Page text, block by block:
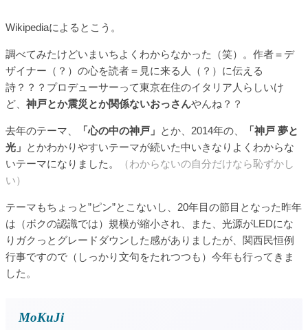
Wikipediaによるとこう。
調べてみたけどいまいちよくわからなかった（笑）。作者＝デ
ザイナー（？）の心を読者＝見に来る人（？）に伝える
詩？？？プロデューサーって東京在住のイタリア人らしいけ
ど、 神戸とか震災とか関係ないおっさんやんね？？
去年のテーマ、 「心の中の神戸」 とか、2014年の、
「神戸 夢と
光」 とかわかりやすいテーマが続いた中いきなりよくわからな
いテーマになりました。
（わからないの自分だけなら恥ずかし
い）
テーマもちょっと”ピン”とこないし、20年目の節目となった昨年
は（ボクの認識では）規模が縮小され、また、光源がLEDにな
りガクっとグレードダウンした感がありましたが、関西民恒例
行事ですので（しっかり文句をたれつつも）今年も行ってきま
した。
MoKuJi